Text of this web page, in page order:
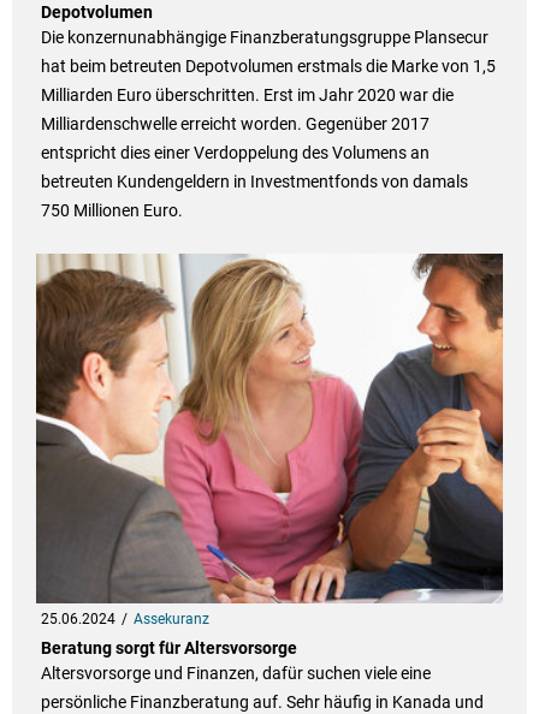
Depotvolumen
Die konzernunabhängige Finanzberatungsgruppe Plansecur
hat beim betreuten Depotvolumen erstmals die Marke von 1,5
Milliarden Euro überschritten. Erst im Jahr 2020 war die
Milliardenschwelle erreicht worden. Gegenüber 2017
entspricht dies einer Verdoppelung des Volumens an
betreuten Kundengeldern in Investmentfonds von damals
750 Millionen Euro.
25.06.2024 Assekuranz
Beratung sorgt für Altersvorsorge
Altersvorsorge und Finanzen, dafür suchen viele eine
persönliche Finanzberatung auf. Sehr häufig in Kanada und